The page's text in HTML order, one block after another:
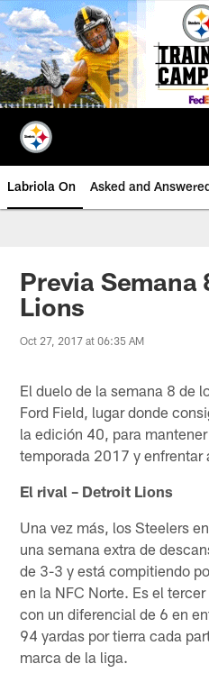
Skip
to
main
content
Labriola On Asked and
Previa Semana
Lions
Oct 27, 2017 at 06:35 AM
El duelo de la semana 8 de
Ford Field, lugar donde
la edición 40, para
temporada 2017 y enfrentar
El rival – Detroit Lions
Una vez más, los Steelers
una semana extra de
de 3-3 y está compitiendo
en la NFC Norte. Es el
con un diferencial de 6 en
94 yardas por tierra cada
marca de la liga.